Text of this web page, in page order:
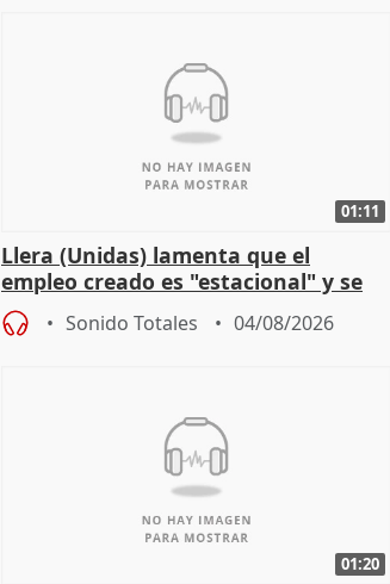
01:11
Llera (Unidas) lamenta que el
empleo creado es "estacional" y se
"esfumará" al acabar el verano
Sonido Totales 04/08/2026
01:20